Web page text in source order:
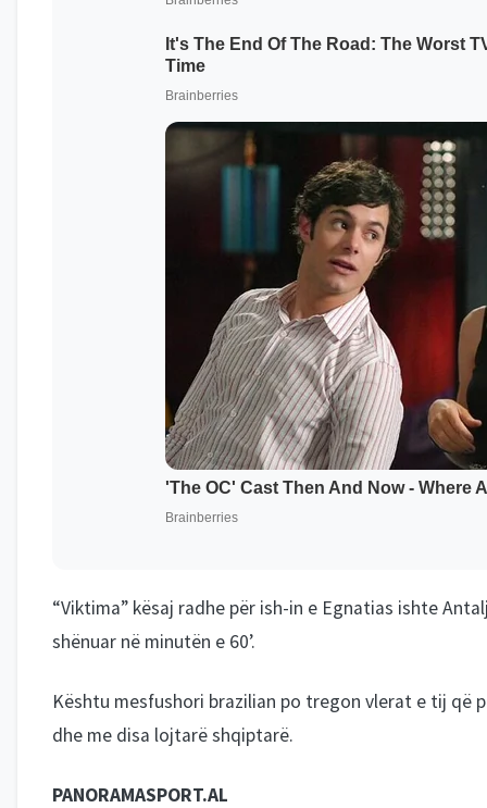
“Viktima” kësaj radhe për ish-in e Egnatias ishte
shënuar në minutën e 60’.
Kështu mesfushori brazilian po tregon vlerat e tij që
dhe me disa lojtarë shqiptarë.
PANORAMASPORT.AL